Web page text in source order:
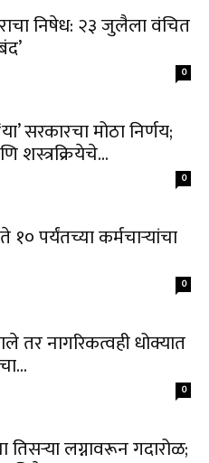
निषेध: २३ जुलैला वंचित
0
सरकारचा मोठा निर्णय;
शस्त्रक्रियेचे...
0
पर्यंतच्या कर्मचाऱ्यांचा
0
तर नागरिकत्वही धोक्यात
0
लग्नावरून गदारोळ;